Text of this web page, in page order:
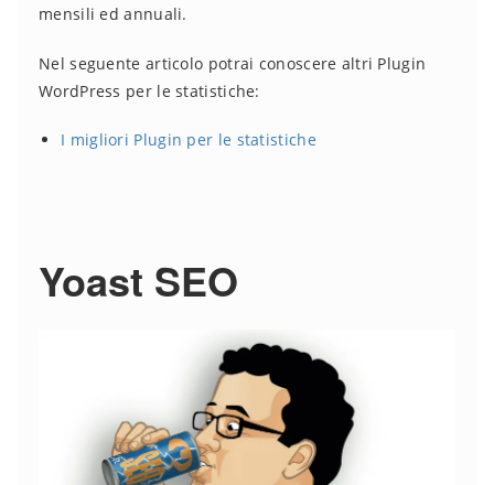
mensili ed annuali.
Nel seguente articolo potrai conoscere altri Plugin
WordPress per le statistiche:
I migliori Plugin per le statistiche
Yoast SEO